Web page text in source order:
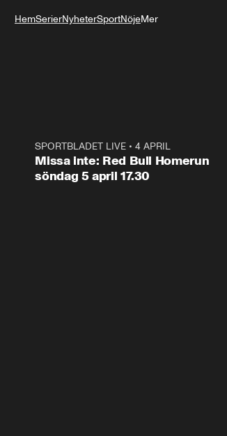
HemSerierNyheterSportNöjeMer
1:03SPORTBLADET LIVE •4 APRIL
Missa inte: Red Bull Homerun
söndag 5 april 17.30